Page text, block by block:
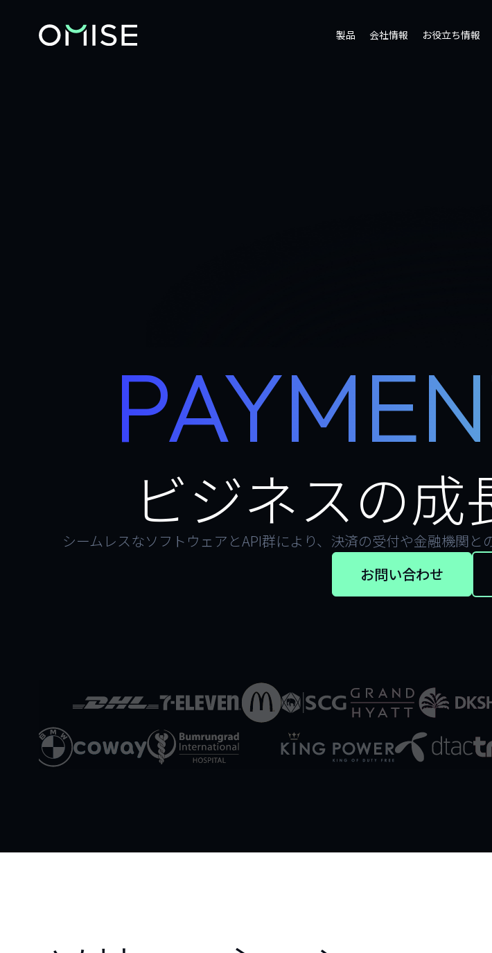
製品 会社情報 お役立ち情報
ビジネスの
シームレスなソフトウェアとAPI群により、決済の受付や金融機関
お問い合わせ